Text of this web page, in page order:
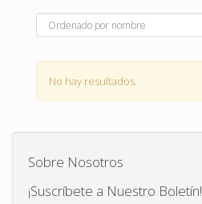
No hay resultados.
Sobre Nosotros
¡Suscríbete a Nuestro Boletín!